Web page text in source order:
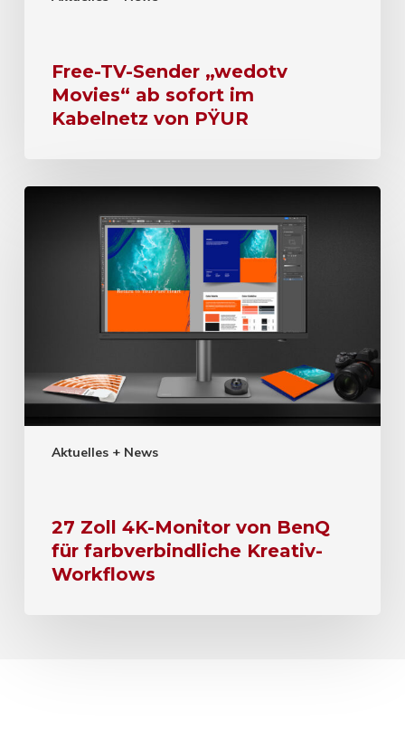
Free-TV-Sender „wedotv
Movies“ ab sofort im
Kabelnetz von PŸUR
Aktuelles + News
27 Zoll 4K-Monitor von BenQ
für farbverbindliche Kreativ-
Workflows